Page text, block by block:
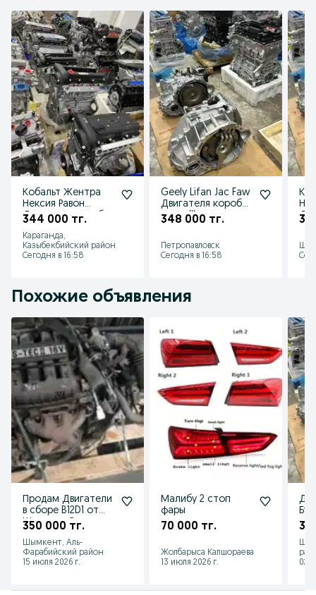
Кобальт Жентра
Нексия Равон
Двигателя коробки
344 000 тг.
Караганда,
Казыбекбийский район
Сегодня в 16:58
Geely Lifan Jac Faw
Двигателя коробки
новые!!!
348 000 тг.
Петропавловск
Сегодня в 16:58
Похожие объявления
Продам Двигатели
в сборе B12D1 от
Шевроле Спарк,
350 000 тг.
Шымкент, Аль-
Фарабийский район
15 июля 2026 г.
Малибу 2 стоп
фары
70 000 тг.
Жолбарыса Калшораева
13 июля 2026 г.
Бу
02